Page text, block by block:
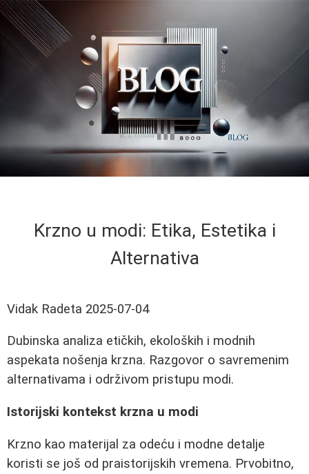
Krzno u modi: Etika, Estetika i
Alternativa
Vidak Radeta 2025-07-04
Dubinska analiza etičkih, ekoloških i modnih
aspekata nošenja krzna. Razgovor o savremenim
alternativama i održivom pristupu modi.
Istorijski kontekst krzna u modi
Krzno kao materijal za odeću i modne detalje
koristi se još od praistorijskih vremena. Prvobitno,